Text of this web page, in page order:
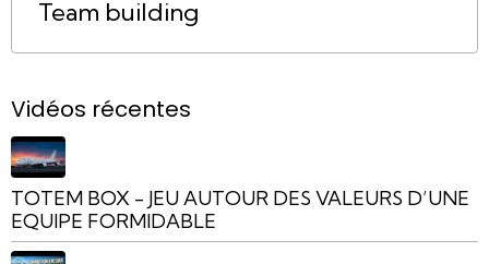
Team building
Vidéos récentes
TOTEM BOX - JEU AUTOUR DES VALEURS D’UNE
EQUIPE FORMIDABLE